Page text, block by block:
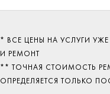
* ВСЕ ЦЕНЫ НА УСЛУГИ
И РЕМОНТ
** ТОЧНАЯ СТОИМОСТЬ
ОПРЕДЕЛЯЕТСЯ ТОЛЬКО